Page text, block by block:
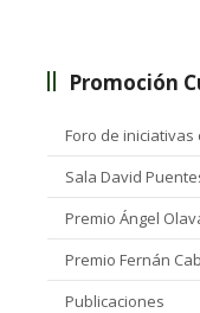
Promoción
Foro de iniciativas
Sala David
Premio Ángel
Premio Fernán
Publicaciones